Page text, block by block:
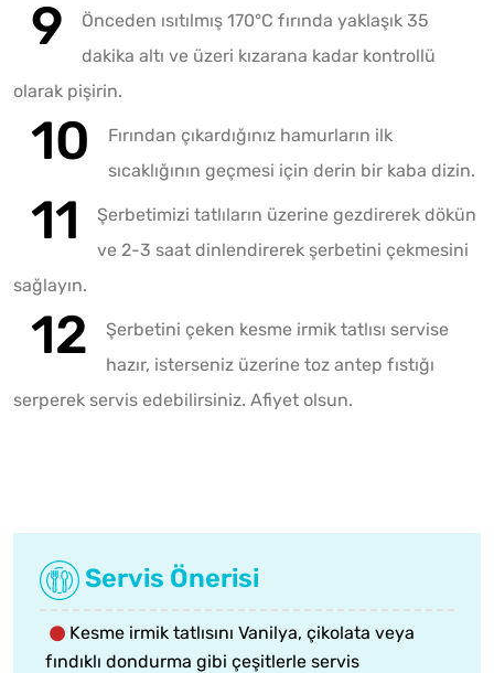
Önceden ısıtılmış 170°C fırında yaklaşık 35
dakika altı ve üzeri kızarana kadar kontrollü
olarak pişirin.
Fırından çıkardığınız hamurların ilk
sıcaklığının geçmesi için derin bir kaba dizin.
Şerbetimizi tatlıların üzerine gezdirerek dökün
ve 2-3 saat dinlendirerek şerbetini çekmesini
sağlayın.
Şerbetini çeken kesme irmik tatlısı servise
hazır, isterseniz üzerine toz antep fıstığı
serperek servis edebilirsiniz. Afiyet olsun.
Servis Önerisi
Kesme irmik tatlısını Vanilya, çikolata veya
fındıklı dondurma gibi çeşitlerle servis